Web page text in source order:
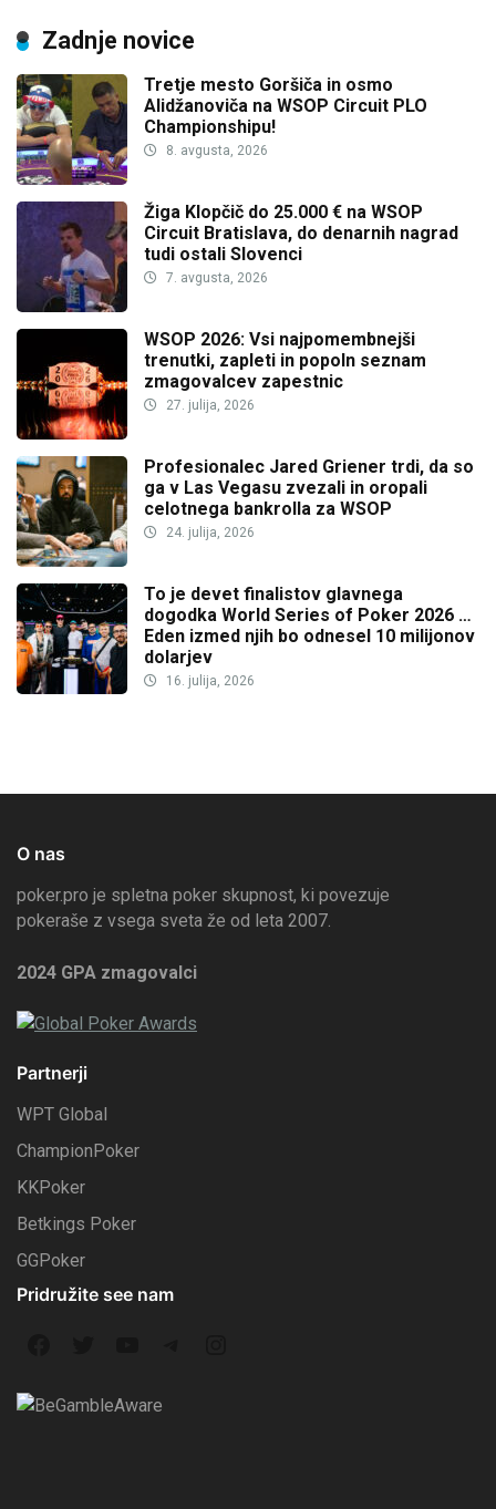
Zadnje novice
Tretje mesto Goršiča in osmo
Alidžanoviča na WSOP Circuit PLO
Championshipu!
8. avgusta, 2026
Žiga Klopčič do 25.000 € na WSOP
Circuit Bratislava, do denarnih nagrad
tudi ostali Slovenci
7. avgusta, 2026
WSOP 2026: Vsi najpomembnejši
trenutki, zapleti in popoln seznam
zmagovalcev zapestnic
27. julija, 2026
Profesionalec Jared Griener trdi, da so
ga v Las Vegasu zvezali in oropali
celotnega bankrolla za WSOP
24. julija, 2026
To je devet finalistov glavnega
dogodka World Series of Poker 2026 …
Eden izmed njih bo odnesel 10 milijonov
dolarjev
16. julija, 2026
O nas
poker.pro je spletna poker skupnost, ki povezuje
pokeraše z vsega sveta že od leta 2007.
2024 GPA zmagovalci
Partnerji
WPT Global
ChampionPoker
KKPoker
Betkings Poker
GGPoker
Pridružite see nam
a
w
o